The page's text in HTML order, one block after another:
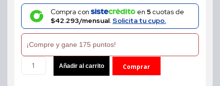
price
was:
$229,990.
price
is:
$175,000.
Compra con en 5cuotas de
$42.293/mensual.Solicita tu cupo.
¡Compre y gane 175 puntos!
Elizabeth
Añadir al carrito Comprar